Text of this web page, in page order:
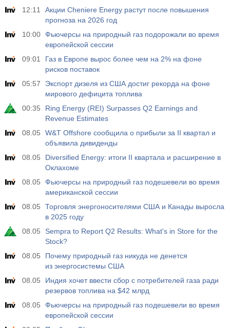
12:30
USD
Число заявок на пособия по безработице
Акт.
199 тыс
Прог.
196 тыс
198 тыс
12:30
USD
Число получателей пособий по безработице
Акт.
1.801 млн
Прог.
1.772 млн
1.777 млн
19:00
Решение Банка Мексики по процентной ставке
Акт.
Прог.
6.50%
23:30
Индекс расходов домохозяйств г/г
Акт.
-1.8%
-0.4%
23:30
Индекс расходов домохозяйств м/м
Акт.
0.9%
3.7%
12:11
Акции Cheniere Energy растут после повышения
прогноза на 2026 год
10:00 Фьючерсы на природный газ подорожали во время
европейской сессии
09:01
Газ в Европе вырос более чем на 2% на фоне
рисков поставок
05:57
Экспорт дизеля из США достиг рекорда на фоне
мирового дефицита топлива
00:35
Ring Energy (REI) Surpasses Q2 Earnings and
Revenue Estimates
08.05
W&T Offshore сообщила о прибыли за II квартал и
объявила дивиденды
08.05
Diversified Energy: итоги II квартала и расширение в
Оклахоме
08.05
Фьючерсы на природный газ подешевели во время
американской сессии
08.05
Торговля энергоносителями США и Канады выросла
в 2025 году
08.05
Sempra to Report Q2 Results: What's in Store for the
Stock?
08.05
Почему природный газ никуда не денется
из энергосистемы США
08.05
Индия хочет ввести сбор с потребителей газа ради
резервов топлива на $42 млрд
08.05
Фьючерсы на природный газ подешевели во время
европейской сессии